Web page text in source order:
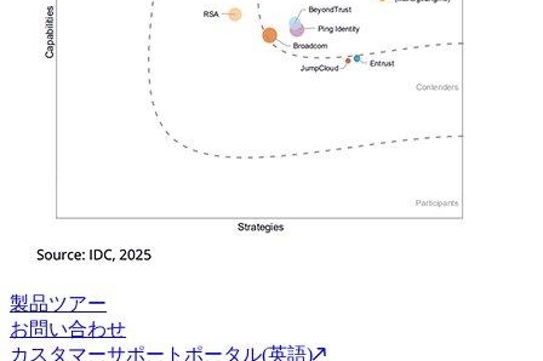
製品ツアー
お問い合わせ
カスタマーサポートポータル(英語)